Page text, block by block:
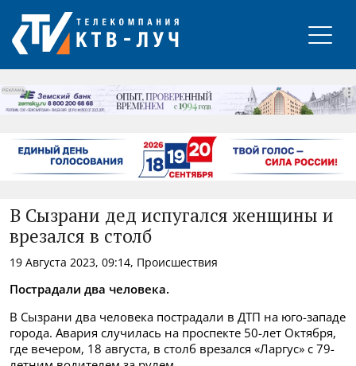
РЕКЛАМА
В Сызрани дед испугался женщины и
врезался в столб
19 Августа 2023, 09:14, Происшествия
Пострадали два человека.
В Сызрани два человека пострадали в ДТП на юго-западе
города. Авария случилась на проспекте 50-лет Октября,
где вечером, 18 августа, в столб врезался «Ларгус» с 79-